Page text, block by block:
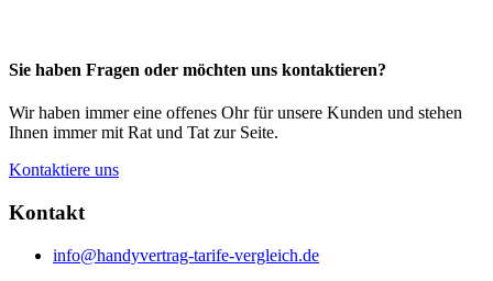
Sie haben Fragen oder möchten uns kontaktieren?
Wir haben immer eine offenes Ohr für unsere Kunden und stehen
Ihnen immer mit Rat und Tat zur Seite.
Kontaktiere uns
Kontakt
info@handyvertrag-tarife-vergleich.de